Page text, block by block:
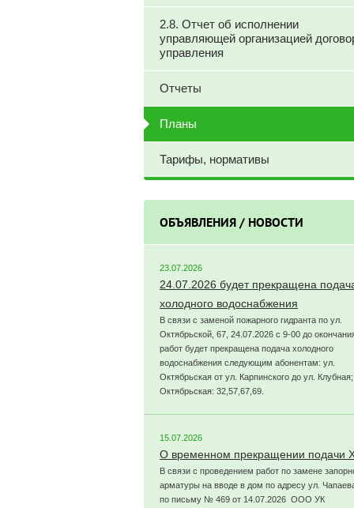
2.8. Отчет об исполнении
управляющей организацией
управления
Отчеты
Планы
Тарифы, нормативы
ОБЪЯВЛЕНИЯ / НОВОСТИ
23.07.2026
24.07.2026 будет прекращена
холодного водоснабжения
В связи с заменой пожарного гидранта по ул.
Октябрьской, 67, 24.07.2026 с 9-00 до
работ будет прекращена подача холодного
водоснабжения следующим абонентам: ул.
Октябрьская от ул. Карпинского до ул. Клубная;
Октябрьская: 32,57,67,69.
15.07.2026
О временном прекращении подачи
В связи с проведением работ по замене
арматуры на вводе в дом по адресу ул.
по письму № 469 от 14.07.2026 ООО УК